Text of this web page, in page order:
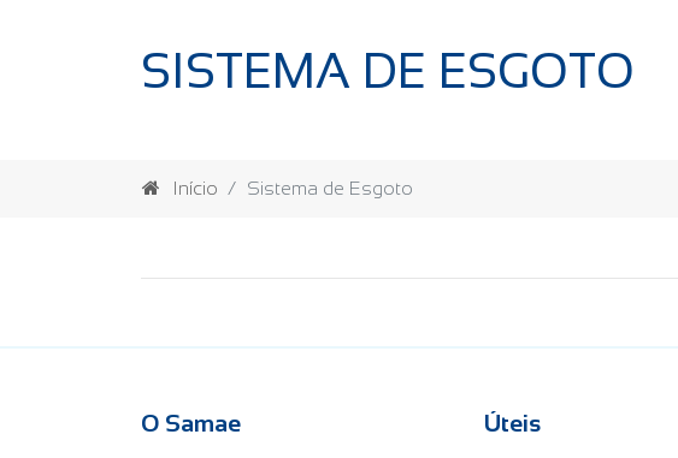
SISTEMA DE ESGOTO
Início Sistema de Esgoto
O Samae Úteis